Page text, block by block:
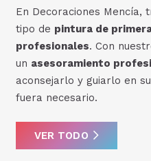
En Decoraciones Mencía,
tipo de pintura de
profesionales. Con
un asesoramiento
aconsejarlo y guiarlo en
fuera necesario.
VER TODO